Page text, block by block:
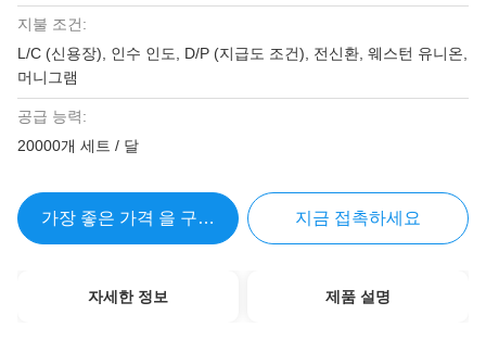
지불 조건:
L/C (신용장), 인수 인도, D/P (지급도 조건), 전신환, 웨스턴 유니온,
머니그램
공급 능력:
20000개 세트 / 달
가장 좋은 가격 을 구하라 지금 접촉하세요
자세한 정보 제품 설명